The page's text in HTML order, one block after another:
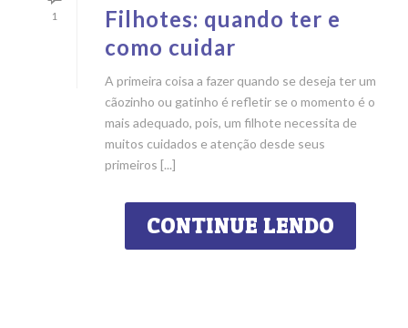
1
Filhotes: quando ter e
como cuidar
A primeira coisa a fazer quando se deseja ter um
cãozinho ou gatinho é refletir se o momento é o
mais adequado, pois, um filhote necessita de
muitos cuidados e atenção desde seus
primeiros [...]
CONTINUE LENDO